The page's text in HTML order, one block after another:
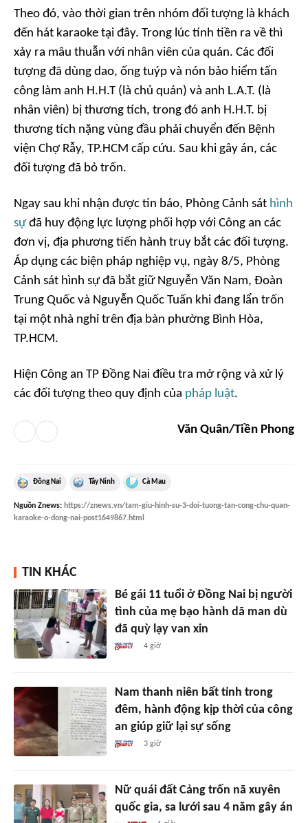
Theo đó, vào thời gian trên nhóm đối tượng là khách
đến hát karaoke tại đây. Trong lúc tính tiền ra về thì
xảy ra mâu thuẫn với nhân viên của quán. Các đối
tượng đã dùng dao, ống tuýp và nón bảo hiểm tấn
công làm anh H.H.T (là chủ quán) và anh L.A.T. (là
nhân viên) bị thương tích, trong đó anh H.H.T. bị
thương tích nặng vùng đầu phải chuyển đến Bệnh
viện Chợ Rẫy, TP.HCM cấp cứu. Sau khi gây án, các
đối tượng đã bỏ trốn.
Ngay sau khi nhận được tin báo, Phòng Cảnh sát hình
sựđã huy động lực lượng phối hợp với Công an các
đơn vị, địa phương tiến hành truy bắt các đối tượng.
Áp dụng các biện pháp nghiệp vụ, ngày 8/5, Phòng
Cảnh sát hình sự đã bắt giữ Nguyễn Văn Nam, Đoàn
Trung Quốc và Nguyễn Quốc Tuấn khi đang lẩn trốn
tại một nhà nghỉ trên địa bàn phường Bình Hòa,
TP.HCM.
Hiện Công an TP Đồng Nai điều tra mở rộng và xử lý
các đối tượng theo quy định của pháp luật.
Văn Quân/Tiền Phong
Đồng Nai Tây Ninh Cà Mau
Nguồn Znews: https://znews.vn/tam-giu-hinh-su-3-doi-tuong-tan-cong-chu-quan-
karaoke-o-dong-nai-post1649867.html
TIN KHÁC
Bé gái 11 tuổi ở Đồng Nai bị người
tình của mẹ bạo hành dã man dù
đã quỳ lạy van xin
4 giờ
Nam thanh niên bất tỉnh trong
đêm, hành động kịp thời của công
an giúp giữ lại sự sống
3 giờ
Nữ quái đất Cảng trốn nã xuyên
quốc gia, sa lưới sau 4 năm gây án